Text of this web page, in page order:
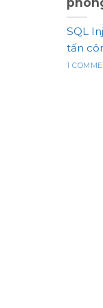
SQL
tấn
1